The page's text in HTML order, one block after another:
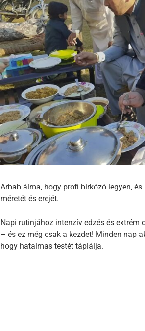
Arbab álma, hogy profi birkózó legyen,
méretét és erejét.
Napi rutinjához intenzív edzés és extrém
– és ez még csak a kezdet! Minden nap
hogy hatalmas testét táplálja.